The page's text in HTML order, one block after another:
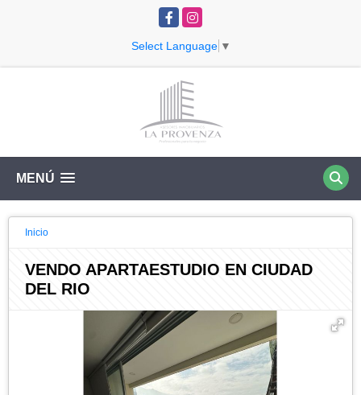
FacebookInstagram
Select Language ▼
MENÚ
Inicio
VENDO APARTAESTUDIO EN CIUDAD
DEL RIO